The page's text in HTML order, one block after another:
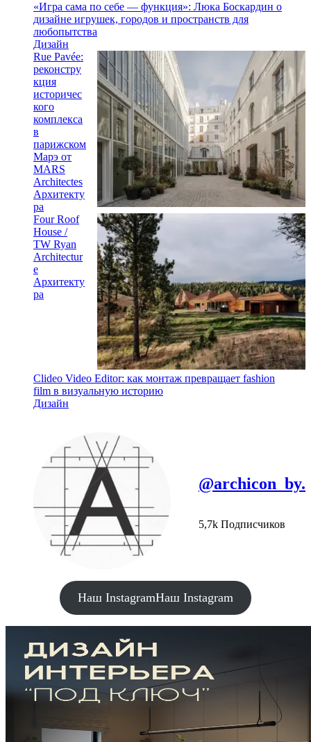
«Игра сама по себе — функция»: Люка Боскардин о
дизайне игрушек, городов и пространств для
любопытства
Дизайн
Rue Pavée:
реконстру
кция
историчес
кого
комплекса
в
парижском
Марэ от
MARS
Architectes
Архитекту
ра
Four Roof
House /
TW Ryan
Architectur
e
Архитекту
ра
Clideo Video Editor: как монтаж превращает fashion
film в визуальную историю
Дизайн
@archicon_by.
5,7k Подписчиков
Наш InstagramНаш Instagram